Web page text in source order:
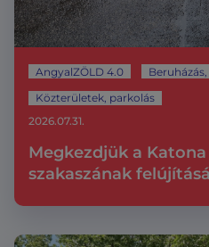
AngyalZÖLD 4.0
Közterületek, parkolás
Megkezdjük a
szakaszának
2026.07.31.